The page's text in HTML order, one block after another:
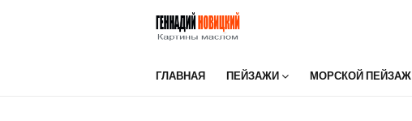
ГЛАВНАЯ ПЕЙЗАЖИ МОРСКОЙ ПЕЙЗАЖ